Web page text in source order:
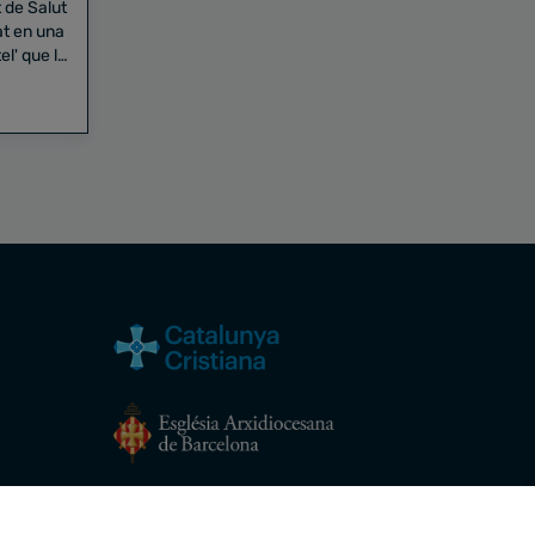
de Salut
en una